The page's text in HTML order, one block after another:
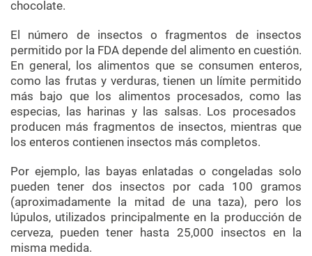
chocolate.
El número de insectos o fragmentos de insectos
permitido por la FDA depende del alimento en cuestión.
En general, los alimentos que se consumen enteros,
como las frutas y verduras, tienen un límite permitido
más bajo que los alimentos procesados, como las
especias, las harinas y las salsas. Los procesados ​​
producen más fragmentos de insectos, mientras que
los enteros contienen insectos más completos.
Por ejemplo, las bayas enlatadas o congeladas solo
pueden tener dos insectos por cada 100 gramos
(aproximadamente la mitad de una taza), pero los
lúpulos, utilizados principalmente en la producción de
cerveza, pueden tener hasta 25,000 insectos en la
misma medida.